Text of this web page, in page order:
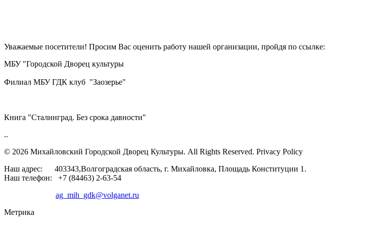
Уважаемые посетители! Просим Вас оценить работу нашей организации, пройдя по ссылке:
МБУ "Городской Дворец культуры
Филиал МБУ ГДК клуб "Заозерье"
Книга "Сталинград. Без срока давности"
..
© 2026 Михайловский Городской Дворец Культуры. All Rights Reserved. Privacy Policy
Наш адрес: 403343,Волгоградская область, г. Михайловка, Площадь Конституции 1.
Наш телефон: +7 (84463) 2-63-54
ag_mih_gdk@volganet.ru
Метрика